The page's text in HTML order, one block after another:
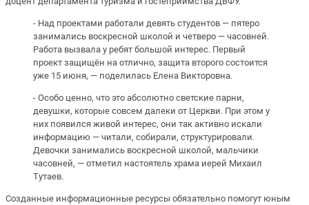
- Над проектами работали девять студентов — пятеро
занимались воскресной школой и четверо — часовней.
Работа вызвала у ребят большой интерес. Первый
проект защищён на отлично, защита второго состоится
уже 15 июня, — поделилась Елена Викторовна.
- Особо ценно, что это абсолютно светские парни,
девушки, которые совсем далеки от Церкви. При этом у
них появился живой интерес, они так активно искали
информацию — читали, собирали, структурировали.
Девочки занимались воскресной школой, мальчики
часовней, — отметил настоятель храма иерей Михаил
Тутаев.
Созданные информационные ресурсы обязательно помогут юным